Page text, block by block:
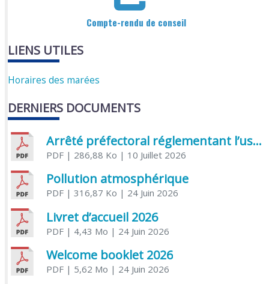
Compte-rendu de conseil
LIENS UTILES
Horaires des marées
DERNIERS DOCUMENTS
Arrêté préfectoral réglementant l’usage de l’eau
PDF| 286,88 Ko | 10 Juillet 2026
Pollution atmosphérique
PDF| 316,87 Ko | 24 Juin 2026
Livret d’accueil 2026
PDF| 4,43 Mo | 24 Juin 2026
Welcome booklet 2026
PDF| 5,62 Mo | 24 Juin 2026